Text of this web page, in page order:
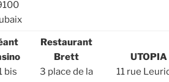
bis
Restaurant
Brett
3 place de la
UTOPIA
11 rue